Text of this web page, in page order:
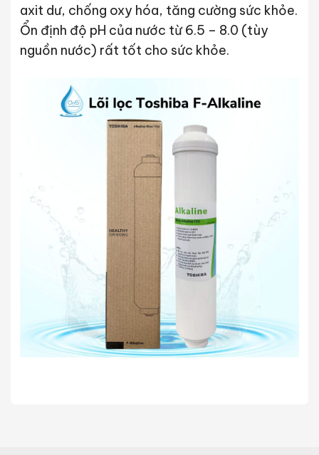
axit dư, chống oxy hóa, tăng cường sức khỏe.
Ổn định độ pH của nước từ 6.5 – 8.0 (tùy
nguồn nước) rất tốt cho sức khỏe.